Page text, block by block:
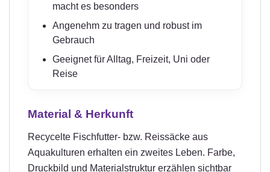
macht es besonders
Angenehm zu tragen und robust im
Gebrauch
Geeignet für Alltag, Freizeit, Uni oder
Reise
Material & Herkunft
Recycelte Fischfutter- bzw. Reissäcke aus
Aquakulturen erhalten ein zweites Leben. Farbe,
Druckbild und Materialstruktur erzählen sichtbar